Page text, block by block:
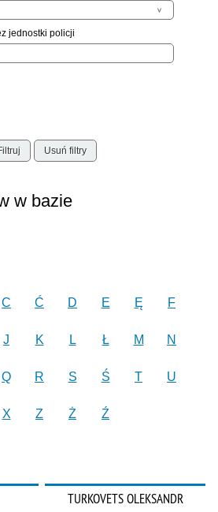
jednostki policji
Usuń filtry
w bazie
C Ć D E Ę F
J K L Ł M N
Q R S Ś T U
X Z Ż Ź
TURKOVETS OLEKSANDR